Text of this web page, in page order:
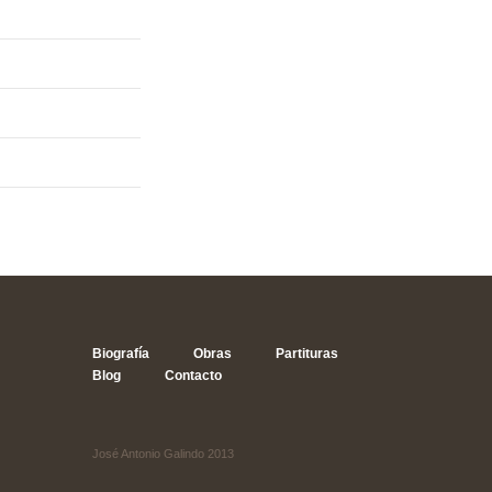
Biografía Obras
Partituras
Blog
Contacto
José Antonio Galindo 2013